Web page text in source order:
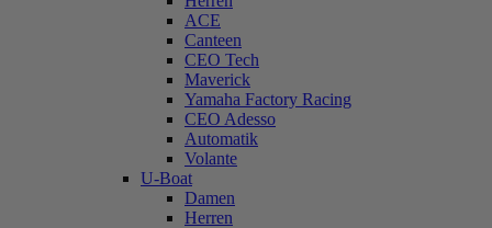
ACE
Canteen
CEO Tech
Maverick
Yamaha Factory Racing
CEO Adesso
Automatik
Volante
U-Boat
Damen
Herren